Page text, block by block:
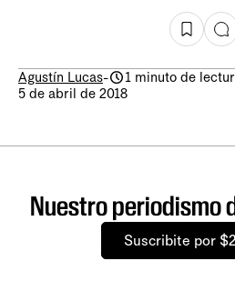
Agustín Lucas-
1 minuto de
5 de abril de 2018
Nuestro periodismo
Suscribite por